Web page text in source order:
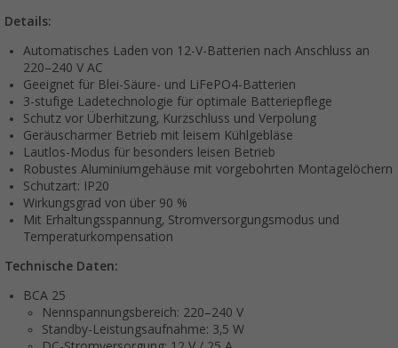
Details:
Automatisches Laden von 12-V-Batterien nach Anschluss an
220–240 V AC
Geeignet für Blei-Säure- und LiFePO4-Batterien
3-stufige Ladetechnologie für optimale Batteriepflege
Schutz vor Überhitzung, Kurzschluss und Verpolung
Geräuscharmer Betrieb mit leisem Kühlgebläse
Lautlos-Modus für besonders leisen Betrieb
Robustes Aluminiumgehäuse mit vorgebohrten Montagelöchern
Schutzart: IP20
Wirkungsgrad von über 90 %
Mit Erhaltungsspannung, Stromversorgungsmodus und
Temperaturkompensation
Technische Daten:
BCA 25
Nennspannungsbereich: 220–240 V
Standby-Leistungsaufnahme: 3,5 W